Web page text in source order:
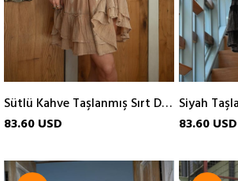
Sütlü Kahve Taşlanmış Sırt Dekolteli Volanlı Mini Elbise
83.60 USD
83.60 USD